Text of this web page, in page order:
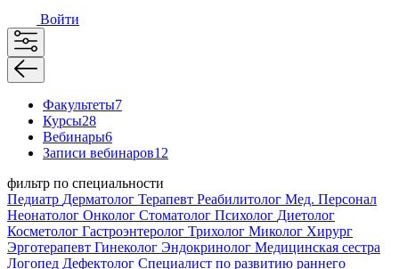
Войти
Факультеты7
Курсы28
Вебинары6
Записи вебинаров12
фильтр по специальности
Педиатр Дерматолог Терапевт Реабилитолог Мед. Персонал
Неонатолог Онколог Стоматолог Психолог Диетолог
Косметолог Гастроэнтеролог Трихолог Миколог Хирург
Эрготерапевт Гинеколог Эндокринолог Медицинская сестра
Логопед Дефектолог Специалист по развитию раннего